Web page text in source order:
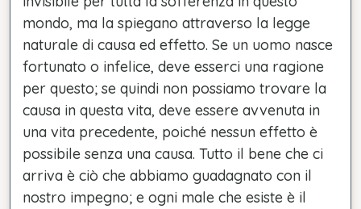
mondo, ma la spiegano attraverso la legge
naturale di causa ed effetto. Se un uomo nasce
fortunato o infelice, deve esserci una ragione
per questo; se quindi non possiamo trovare la
causa in questa vita, deve essere avvenuta in
una vita precedente, poiché nessun effetto è
possibile senza una causa. Tutto il bene che ci
arriva è ciò che abbiamo guadagnato con il
nostro impegno; e ogni male che esiste è il